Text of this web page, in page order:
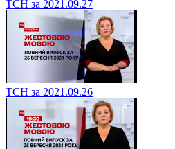
ТСН за 2021.09.27
ТСН за 2021.09.26